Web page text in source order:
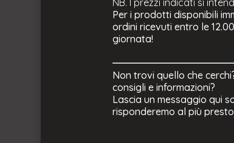
Per i prodotti disponibili
ordini ricevuti entro le
giornata!
Non trovi quello che
consigli e informazioni?
Lascia un messaggio qui
risponderemo al più